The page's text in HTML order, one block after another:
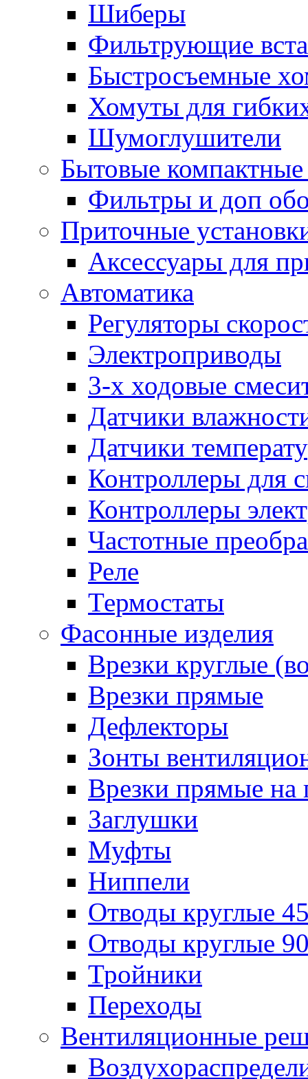
Шиберы
Фильтрующие
Быстросъемные
Хомуты для
Шумоглушители
Бытовые
Фильтры и доп
Приточные
Аксессуары для
Автоматика
Регуляторы
Электроприводы
3-х ходовые
Датчики
Датчики
Контроллеры для
Контроллеры
Частотные
Реле
Термостаты
Фасонные изделия
Врезки круглые
Врезки прямые
Дефлекторы
Зонты
Врезки прямые на
Заглушки
Муфты
Ниппели
Отводы круглые
Отводы круглые
Тройники
Переходы
Вентиляционные